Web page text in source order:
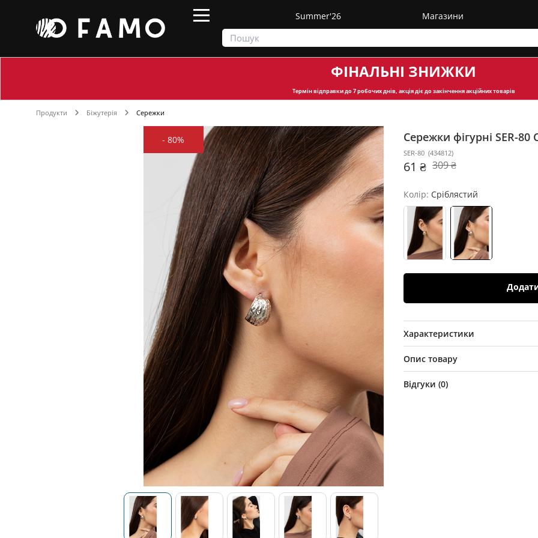
Summer'26 Магазини
ФІНАЛЬНІ ЗНИЖКИ
Термін відправкидо 7 робочих днів, акція діє до закінчення акційних товарів
Продукти Біжутерія Сережки
-80% Сережки фігурні SER-80
SER-80 (434812)
61 ₴ 309 ₴
Колір: Сріблястий
Характеристики
Опис товару
Відгуки (0)